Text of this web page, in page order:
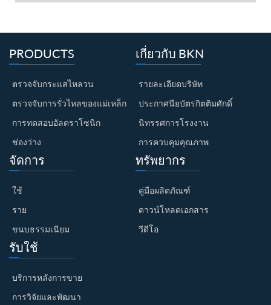
PRODUCTS
ตรวจจับกระแสไหลวน
ตรวจจับการรั่วไหลของแม่เหล็ก
การทดสอบอัลตราโซนิก
ช่องว่าง
เกี่ยวกับ BKN
รายละเอียดบริษัท
ประกาศนียบัตรกิตติมศักดิ์
นิทรรศการโรงงาน
การควบคุมคุณภาพ
จัดการ
ใช้
ราย
ขนบธรรมเนียม
ทรัพยากร
คู่มือผลิตภัณฑ์
ดาวน์โหลดเอกสาร
วีดีโอ
รับใช้
บริการหลังการขาย
การวิจัยและพัฒนา